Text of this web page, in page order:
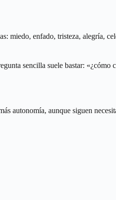
miedo, enfado, tristeza, alegría,
sencilla suele bastar:
autonomía, aunque siguen